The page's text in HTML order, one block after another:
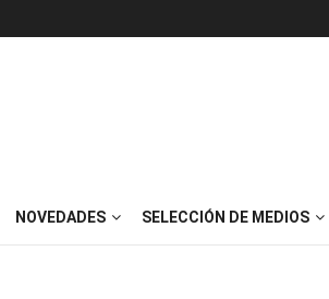
NOVEDADES SELECCIÓN DE MEDIOS